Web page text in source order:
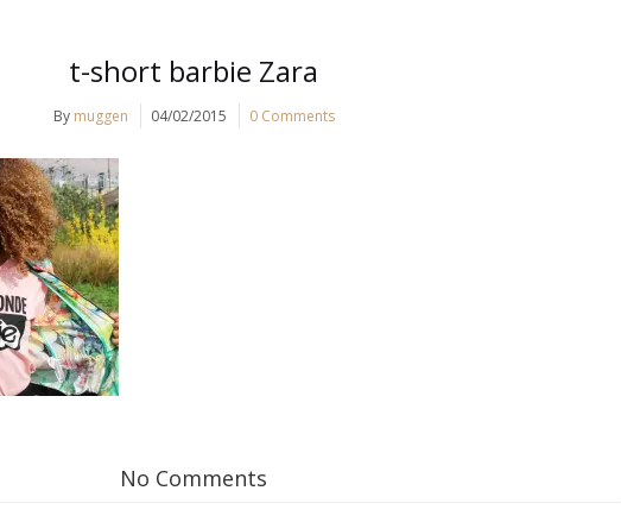
t-short barbie Zara
By muggen 04/02/2015 0 Comments
No Comments